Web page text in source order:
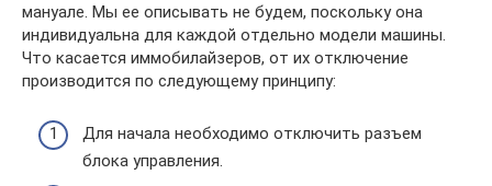
мануале. Мы ее описывать не будем, поскольку она
индивидуальна для каждой отдельно модели машины.
Что касается иммобилайзеров, от их отключение
производится по следующему принципу:
Для начала необходимо отключить разъем
блока управления.